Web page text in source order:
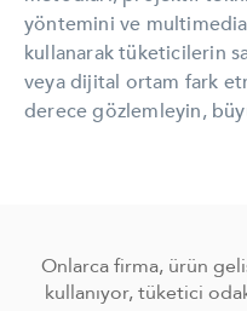
yöntemini ve
kullanarak tüketicilerin
veya dijital ortam fark
derece gözlemleyin,
Onlarca firma, ürün
kullanıyor, tüketici